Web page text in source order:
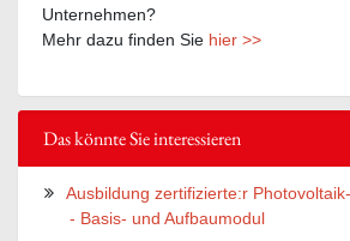
Unternehmen?
Mehr dazu finden Sie hier >>
Das könnte Sie interessieren
Ausbildung zertifizierte:r
- Basis- und Aufbaumodul